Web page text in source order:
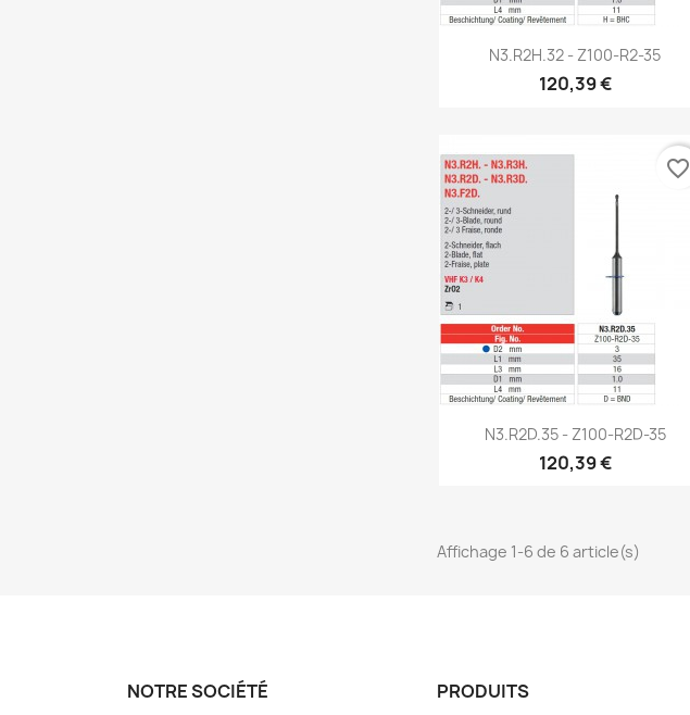
Aperçu rapide
N3.R2H.32 - Z100-R2-35
120,39 €
Aperçu rapide
N3.R2D.35 - Z100-R2D-35
120,39 €
favorite_border
Affichage 1-6 de 6 article(s)
NOTRE SOCIÉTÉ PRODUITS